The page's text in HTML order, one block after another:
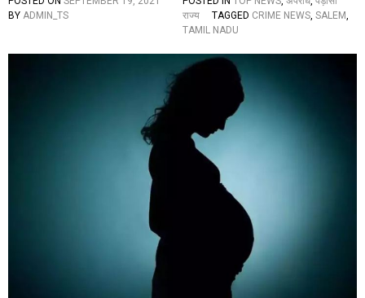
BY ADMIN_TS
राज्य
TAGGED CRIME NEWS, SALEM,
TAMIL NADU